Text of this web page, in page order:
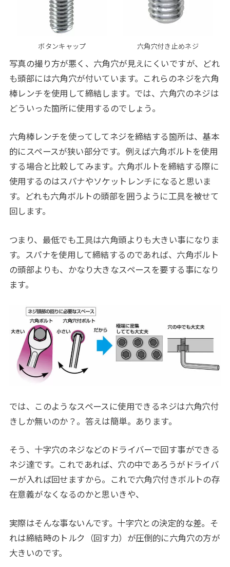
ボタンキャップ 六角穴付き止めネジ
写真の撮り方が悪く、六角穴が見えにくいですが、どれ
も頭部には六角穴が付いています。これらのネジを六角
棒レンチを使用して締結します。では、六角穴のネジは
どういった箇所に使用するのでしょう。
六角棒レンチを使ってしてネジを締結する箇所は、基本
的にスペースが狭い部分です。例えば六角ボルトを使用
する場合と比較してみます。六角ボルトを締結する際に
使用するのはスパナやソケットレンチになると思いま
す。どれも六角ボルトの頭部を囲うように工具を被せて
回します。
つまり、最低でも工具は六角頭よりも大きい事になりま
す。スパナを使用して締結するのであれば、六角ボルト
の頭部よりも、かなり大きなスペースを要する事になり
ます。
では、このようなスペースに使用できるネジは六角穴付
きしか無いのか？。答えは簡単。あります。
そう、十字穴のネジなどのドライバーで回す事ができる
ネジ達です。これであれば、穴の中であろうがドライバ
ーが入れば回せますから。これで六角穴付きボルトの存
在意義がなくなるのかと思いきや、
実際はそんな事ないんです。十字穴との決定的な差。そ
れは締結時のトルク（回す力）が圧倒的に六角穴の方が
大きいのです。